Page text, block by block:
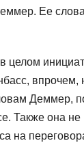
Ее
целом
впрочем,
Деммер,
Также она
на